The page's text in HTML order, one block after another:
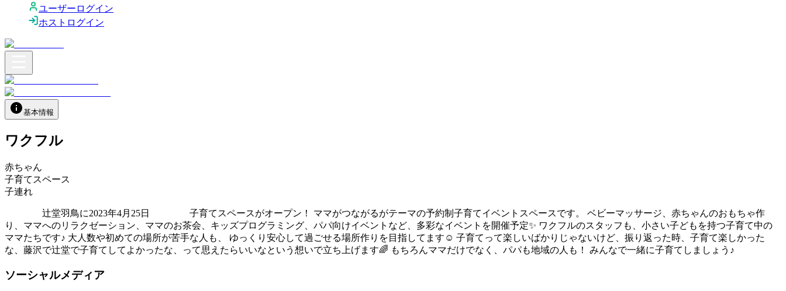
ユーザーログイン
ホストログイン
基本情報
ワクフル
赤ちゃん
子育てスペース
子連れ
辻堂羽鳥に2023年4月25日 子育てスペースがオープン！ ママがつながるがテーマの予約制子育てイベントスペースです。 ベビーマッサージ、赤ちゃんのおもちゃ作
り、ママへのリラクゼーション、ママのお茶会、キッズプログラミング、パパ向けイベントなど、多彩なイベントを開催予定✨ ワクフルのスタッフも、小さい子どもを持つ子育て中の
ママたちです♪ 大人数や初めての場所が苦手な人も、 ゆっくり安心して過ごせる場所作りを目指してます☺️ 子育てって楽しいばかりじゃないけど、振り返った時、子育て楽しかった
な、藤沢で辻堂で子育てしてよかったな、って思えたらいいなという想いで立ち上げます🌈 もちろんママだけでなく、パパも地域の人も！ みんなで一緒に子育てしましょう♪
ソーシャルメディア